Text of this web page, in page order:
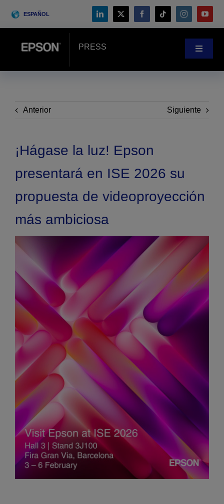
ESPAÑOL
PRESS
Toggle
Casos prácticos
Eventos
Search
for:
Anterior Siguiente
¡Hágase la luz! Epson
presentará en ISE 2026 su
propuesta de videoproyección
más ambiciosa